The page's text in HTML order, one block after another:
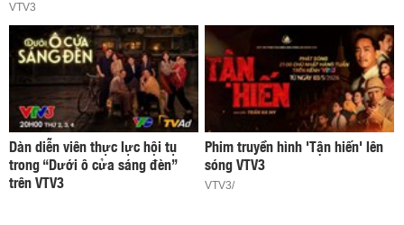
VTV3
Dàn diễn viên thực lực hội tụ
trong “Dưới ô cửa sáng đèn”
trên VTV3
Phim truyền hình 'Tận hiến' lên
sóng VTV3
VTV3/